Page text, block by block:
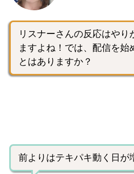
リスナーさんの反応はやり
ますよね！では、配信を始
とはありますか？
前よりはテキパキ動く日が